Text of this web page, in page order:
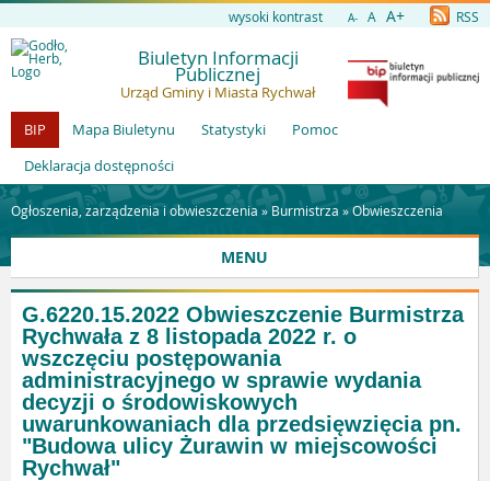
wysoki kontrast A- A A+ RSS
Biuletyn Informacji
Publicznej
Urząd Gminy i Miasta Rychwał
BIP
Mapa Biuletynu Statystyki
Pomoc
Deklaracja dostępności
Ogłoszenia, zarządzenia i obwieszczenia » Burmistrza »Obwieszczenia
MENU
G.6220.15.2022 Obwieszczenie Burmistrza
Rychwała z 8 listopada 2022 r. o
wszczęciu postępowania
administracyjnego w sprawie wydania
decyzji o środowiskowych
uwarunkowaniach dla przedsięwzięcia pn.
"Budowa ulicy Żurawin w miejscowości
Rychwał"